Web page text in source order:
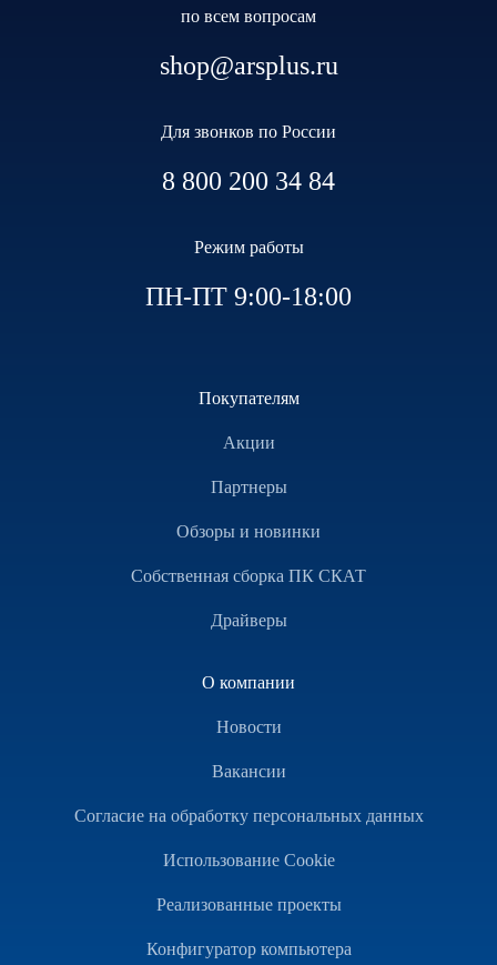
по всем вопросам
shop@arsplus.ru
Для звонков по России
8 800 200 34 84
Режим работы
ПН-ПТ 9:00-18:00
Покупателям
Акции
Партнеры
Обзоры и новинки
Собственная сборка ПК СКАТ
Драйверы
О компании
Новости
Вакансии
Согласие на обработку персональных данных
Использование Cookie
Реализованные проекты
Конфигуратор компьютера